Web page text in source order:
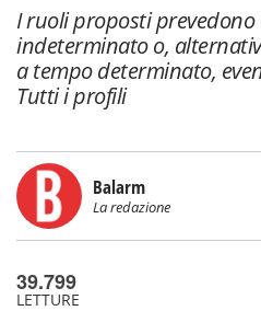
I ruoli proposti
indeterminato o,
a tempo determinato,
Tutti i profili
Balarm
La redazione
39.799
LETTURE